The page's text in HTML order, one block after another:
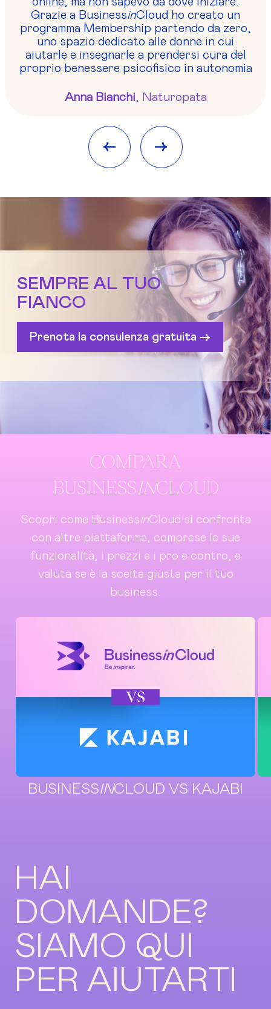
Grazie a BusinessinCloud ho creato un
programma Membership partendo da zero,
uno spazio dedicato alle donne in cui
aiutarle e insegnarle a prendersi cura del
proprio benessere psicofisico in autonomia
Anna Bianchi, Naturopata
<- ->
SEMPRE AL TUO
FIANCO
Prenota la consulenza gratuita ->
COMPARA
BUSINESS INCLOUD
Scopri come BusinessinCloud si confronta
con altre piattaforme, comprese le sue
funzionalità, i prezzi e i pro e contro, e
valuta se è la scelta giusta per il tuo
business.
BUSINESSINCLOUD VS KAJABI
HAI
DOMANDE?
SIAMO QUI
PER AIUTARTI